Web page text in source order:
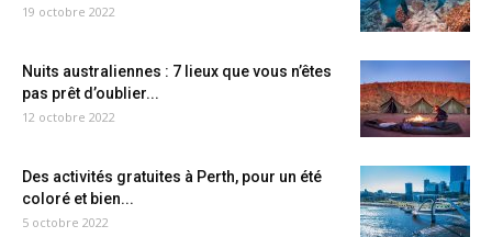
19 octobre 2022
Nuits australiennes : 7 lieux que vous n’êtes
pas prêt d’oublier...
12 octobre 2022
Des activités gratuites à Perth, pour un été
coloré et bien...
5 octobre 2022